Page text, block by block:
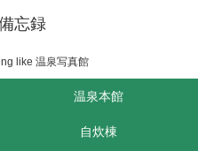
like 温泉写真館
温泉本館
自炊棟